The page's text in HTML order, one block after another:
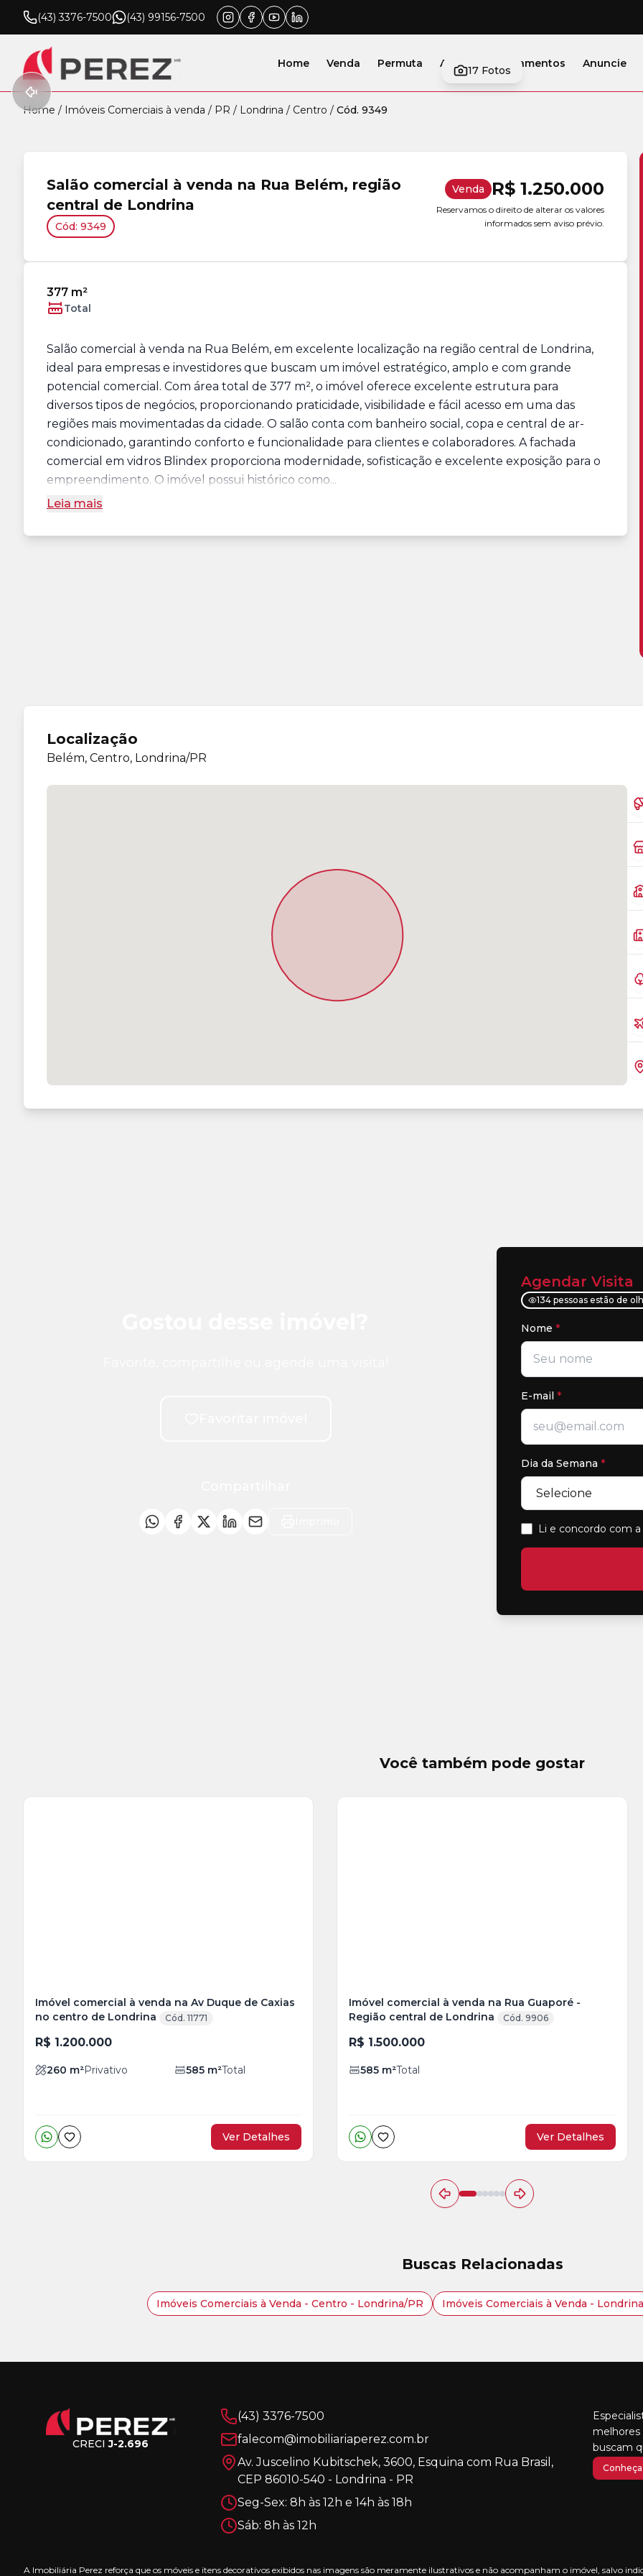
(43) 3376-7500 (43) 99156-7500
Home Venda Permuta Alugar Lançamentos Anuncie
17 Fotos
Home / Imóveis Comerciais à venda / PR / Londrina / Centro / Cód. 9349
Salão comercial à venda na Rua Belém, região
central de Londrina
Cód: 9349
Venda R$ 1.250.000
Reservamos o direito de alterar os valores
informados sem aviso prévio.
377 m²
Total
Salão comercial à venda na Rua Belém, em excelente localização na região central de Londrina,
ideal para empresas e investidores que buscam um imóvel estratégico, amplo e com grande
potencial comercial. Com área total de 377 m², o imóvel oferece excelente estrutura para
diversos tipos de negócios, proporcionando praticidade, visibilidade e fácil acesso em uma das
regiões mais movimentadas da cidade. O salão conta com banheiro social, copa e central de ar-
condicionado, garantindo conforto e funcionalidade para clientes e colaboradores. A fachada
comercial em vidros Blindex proporciona modernidade, sofisticação e excelente exposição para o
empreendimento. O imóvel possui histórico como...
Leia mais
Localização
Belém, Centro, Londrina/PR
Agendar Visita
134 pessoas estão de
Nome *
E-mail *
Dia da Semana *
Li e concordo com a
Você também pode gostar
Imóvel comercial à venda na Av Duque de Caxias
no centro de Londrina
Cód. 11771
R$ 1.200.000
260 m²Privativo 585m²Total
Ver Detalhes
Imóvel comercial à venda na Rua Guaporé -
Região central de Londrina
Cód. 9906
R$ 1.500.000
585 m²Total
Ver Detalhes
Buscas Relacionadas
Imóveis Comerciais à Venda - Centro - Londrina/PR Imóveis Comerciais à Venda -
CRECIJ-2.696
(43) 3376-7500
falecom@imobiliariaperez.com.br
Av. Juscelino Kubitschek, 3600, Esquina com Rua Brasil,
CEP 86010-540 - Londrina - PR
Seg-Sex: 8h às 12h e 14h às 18h
Sáb: 8h às 12h
melhores
buscam
A Imobiliária Perez reforça que os móveis e itens decorativos exibidos nas imagens são meramente ilustrativos e não acompanham o imóvel, salvo